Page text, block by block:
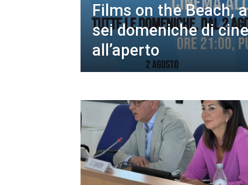
Films on the Beach,
sei domeniche di
all’aperto